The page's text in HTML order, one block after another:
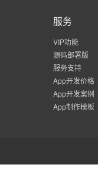
服务
VIP功能
源码部署版
服务支持
App开发价格
App开发案例
App制作模板